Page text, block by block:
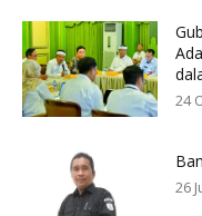
24
26